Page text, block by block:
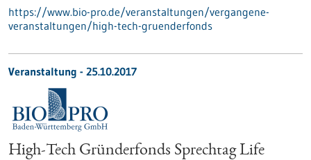
https://www.bio-pro.de/veranstaltungen/vergangene-
veranstaltungen/high-tech-gruenderfonds
Veranstaltung - 25.10.2017
High-Tech Gründerfonds Sprechtag Life